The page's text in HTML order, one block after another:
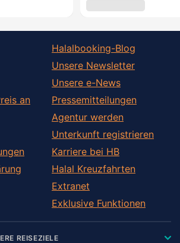
an
Halalbooking-Blog
Unsere Newsletter
Unsere e-News
Pressemitteilungen
Agentur werden
Unterkunft registrieren
Karriere bei HB
Halal Kreuzfahrten
Extranet
Exklusive Funktionen
REISEZIELE